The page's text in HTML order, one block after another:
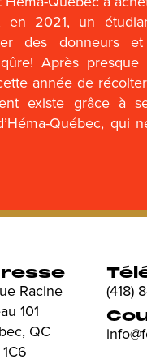
en 2021, un
des donneurs
Après presque
année de
existe grâce à
Québec, qui
Racine
101
QC
(418)